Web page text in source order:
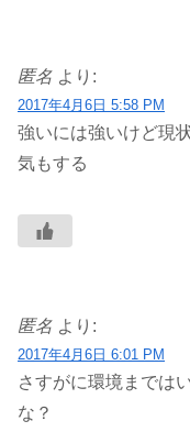
匿名 より:
2017年4月6日 5:58 PM
強いには強いけど現
気もする
匿名 より:
2017年4月6日 6:01 PM
さすがに環境までは
な？